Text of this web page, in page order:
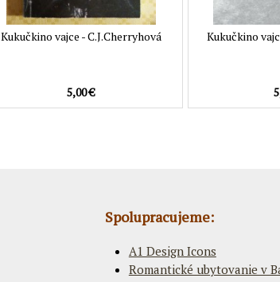
Kukučkino vajce - C.J.Cherryhová
5,00 €
Kukučkino
Spolupracujeme:
A1 Design Icons
Romantické ubytovanie v